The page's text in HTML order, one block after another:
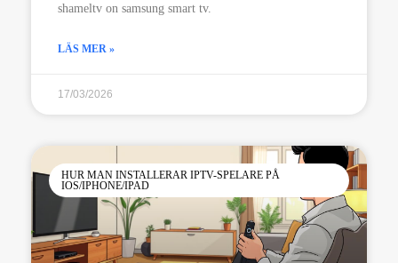
shameltv on samsung smart tv.
LÄS MER »
17/03/2026
HUR MAN INSTALLERAR IPTV-SPELARE PÅ
IOS/IPHONE/IPAD